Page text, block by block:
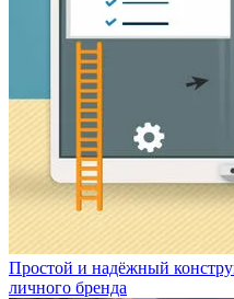
Простой и надёжный
личного бренда